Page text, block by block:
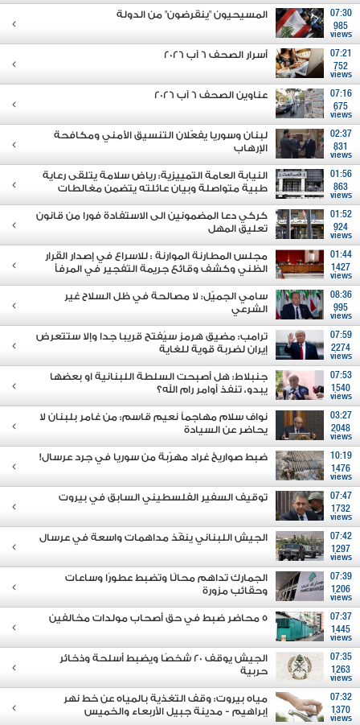
07:30
985
views
المسيحيون "ينقرضون" من الدولة
07:21
752
views
أسرار الصحف 6 آب 2026
07:16
675
views
عناوين الصحف 6 آب 2026
02:37
831
views
لبنان وسوريا يفعّلان التنسيق الأمني ومكافحة
الإرهاب
01:56
863
views
النيابة العامة التمييزية: رياض سلامة يتلقى رعاية
طبية متواصلة وبيان عائلته يتضمن مغالطات
01:52
924
views
كركي دعا المضمونين الى الاستفادة فورا من قانون
تعليق المهل
01:44
1427
views
مجلس المطارنة الموارنة : للاسراع في إصدار القرار
الظني وكشف وقائع جريمة التفجير في المرفأ
08:36
995
views
سامي الجميّل: لا مصالحة في ظل السلاح غير
الشرعي
07:59
2274
views
ترامب: مضيق هرمز سيُفتح قريبا جدا وإلا ستتعرض
إيران لضربة قوية للغاية
07:53
1540
views
جنبلاط: هل أصبحت السلطة اللبنانية او بعضها
يبدو، تنفذ أوامر رام الله؟
03:27
2048
views
نواف سلام مهاجماً نعيم قاسم: من غامر بلبنان لا
يحاضر عن السيادة
10:19
1476
views
ضبط صواريخ غراد مهرّبة من سوريا في جرد عرسال!
07:47
1732
views
توقيف السفير الفلسطيني السابق في بيروت
07:42
1297
views
الجيش اللبناني ينفّذ مداهمات واسعة في عرسال
07:39
1206
views
الجمارك تداهم محالًا وتضبط عطورًا وساعات
وحقائب مزورة
07:37
1445
views
5 محاضر ضبط في حق أصحاب مولدات مخالفين
07:35
1263
views
الجيش يوقف 20 شخصًا ويضبط أسلحة وذخائر
حربية
07:32
1370
views
مياه بيروت: وقف التغذية بالمياه عن خط نهر
إبراهيم - مدينة جبيل الأربعاء والخميس